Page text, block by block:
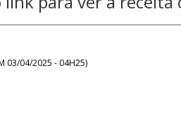
03/04/2025 - 04H25)